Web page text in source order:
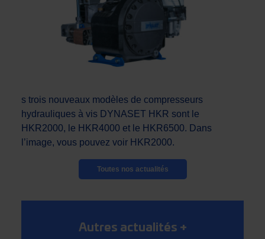
s trois nouveaux modèles de compresseurs
hydrauliques à vis DYNASET HKR sont le
HKR2000, le HKR4000 et le HKR6500. Dans
l’image, vous pouvez voir HKR2000.
Toutes nos actualités
Autres actualités +